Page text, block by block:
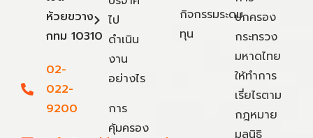
ห้วยขวาง
กทม 10310
02-
022-
9200
ไป
ดำเนิน
งาน
อย่างไร
การ
คุ้มครอง
กิจกรรมระดม
ทุน
ปกครอง
กระทรวง
มหาดไทย
ให้ทำการ
เรี่ยไรตาม
กฎหมาย
มูลนิธิ